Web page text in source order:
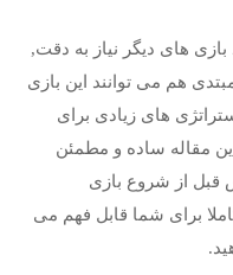
بازی های دیگر نیاز به دقت,
هم می توانند این بازی
های زیادی برای
مقاله ساده و مطمئن
قبل از شروع بازی
برای شما قابل فهم می